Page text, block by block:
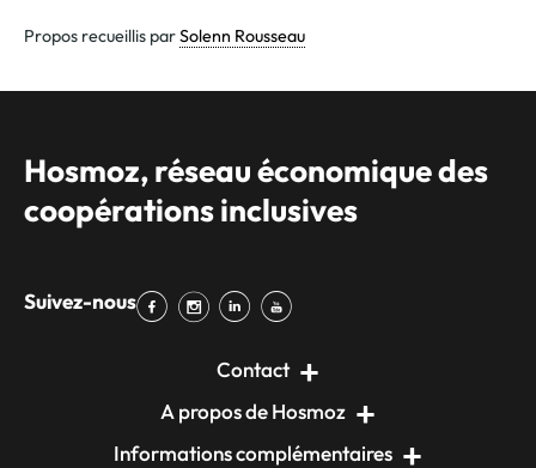
Propos recueillis parSolenn Rousseau
Hosmoz, réseau économique des
coopérations inclusives
Suivez-nous
Contact
A propos de Hosmoz
Informations complémentaires